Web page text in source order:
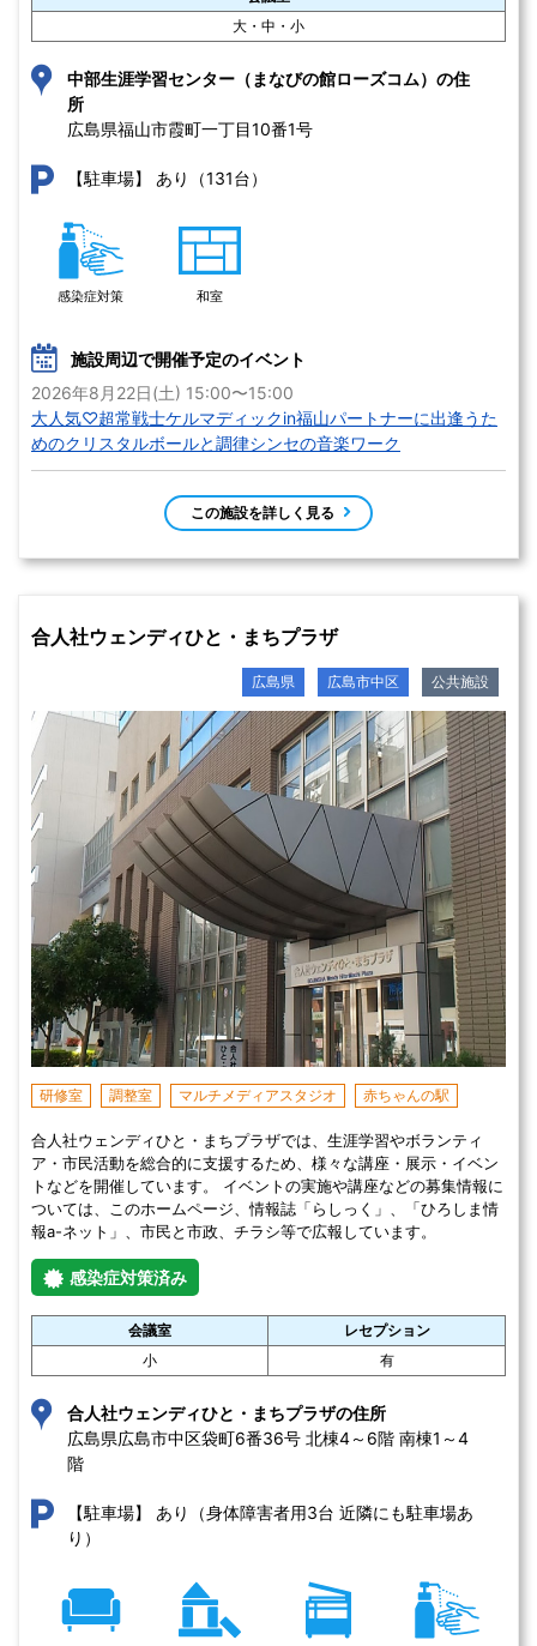
大・中・小
中部生涯学習センター（まなびの館ローズコム）の住
所
広島県福山市霞町一丁目10番1号
【駐車場】 あり（131台）
感染症対策 和室
施設周辺で開催予定のイベント
2026年8月22日(土) 15:00〜15:00
大人気♡超常戦士ケルマディックin福山パートナーに出逢うた
めのクリスタルボールと調律シンセの音楽ワーク
この施設を詳しく見る
合人社ウェンディひと・まちプラザ
広島県 広島市中区 公共施設
研修室 調整室 マルチメディアスタジオ 赤ちゃんの駅
合人社ウェンディひと・まちプラザでは、生涯学習やボランティ
ア・市民活動を総合的に支援するため、様々な講座・展示・イベン
トなどを開催しています。 イベントの実施や講座などの募集情報に
ついては、このホームページ、情報誌「らしっく」、「ひろしま情
報a-ネット」、市民と市政、チラシ等で広報しています。
感染症対策済み
会議室
レセプション
小
有
合人社ウェンディひと・まちプラザの住所
広島県広島市中区袋町6番36号 北棟4～6階 南棟1～4
階
【駐車場】
あり（身体障害者用3台 近隣にも駐車場あ
り）